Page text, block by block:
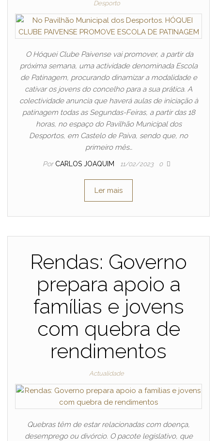
Desporto
O Hóquei Clube Paivense vai promover, a partir da
próxima semana, uma actividade denominada Escola
de Patinagem, procurando dinamizar a modalidade e
cativar os jovens do concelho para a sua prática. A
colectividade anuncia que haverá aulas de iniciação à
patinagem todas as Segundas-Feiras, a partir das 18
horas, no espaço do Pavilhão Municipal dos
Desportos, em Castelo de Paiva, sendo que, no
primeiro mês…
Por CARLOS JOAQUIM 11/02/2023 0
Ler mais
Rendas: Governo
prepara apoio a
famílias e jovens
com quebra de
rendimentos
Actualidade
Quebras têm de estar relacionadas com doença,
desemprego ou divórcio. O pacote legislativo, que